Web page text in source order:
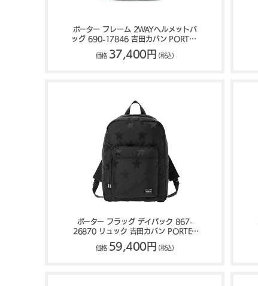
ポーター フレーム 2WAYヘルメットバ
ッグ 690-17846 吉田カバン PORTER
FRAME
価格 37,400円 (税込)
ポーター フラッグ デイパック 867-
26870 リュック 吉田カバン PORTER
FLAG
価格 59,400円 (税込)